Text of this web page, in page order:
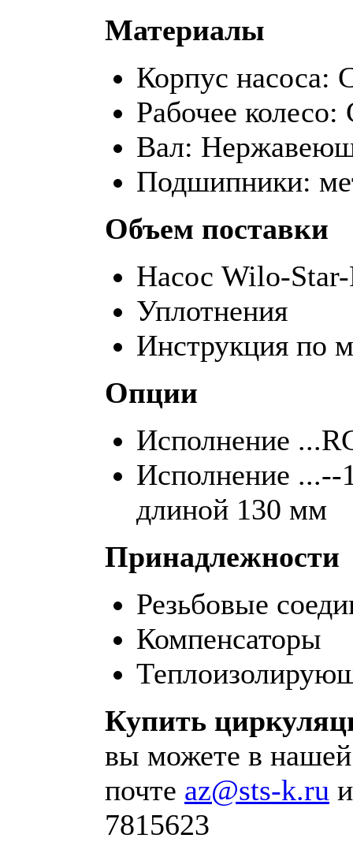
Материалы
Корпус насоса:
Рабочее
Вал:
Подшипники:
Объем поставки
Насос Wilo-
Уплотнения
Инструкция по
Опции
Исполнение
Исполнение ...--
длиной 130 мм
Принадлежности
Резьбовые
Компенсаторы
Купить
вы можете в нашей
почте az@sts-k.ru
7815623